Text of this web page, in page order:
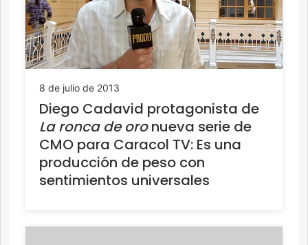
8 de julio de 2013
Diego Cadavid protagonista de
La ronca de oronueva serie de
CMO para Caracol TV: Es una
producción de peso con
sentimientos universales